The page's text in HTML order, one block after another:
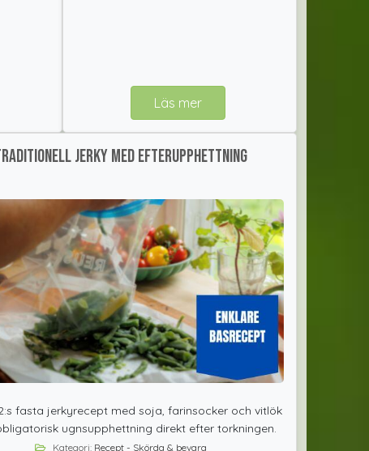
Läs mer
jerky med efterupphettning
fasta jerkyrecept med soja, farinsocker och vitlök
ugnsupphettning direkt efter torkningen.
Kategori: Recept - Skörda & bevara